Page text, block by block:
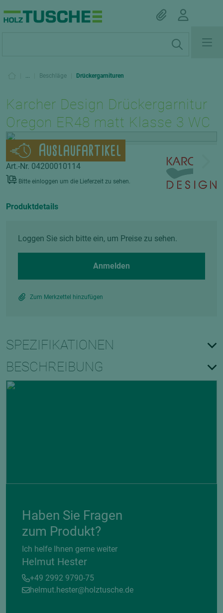
... Beschläge Drückergarnituren
Karcher Design Drückergarnitur
Oregon ER48 matt Klasse 3 WC
Auslaufartikel
Art.-Nr. 04200010114
Bitte einloggen um die Lieferzeit zu sehen.
Produktdetails
Loggen Sie sich bitte ein, um Preise zu sehen.
Anmelden
Zum Merkzettel hinzufügen
SPEZIFIKATIONEN
BESCHREIBUNG
Haben Sie Fragen
zum Produkt?
Ich helfe Ihnen gerne weiter
Helmut Hester
+49 2992 9790-75
helmut.hester@holztusche.de